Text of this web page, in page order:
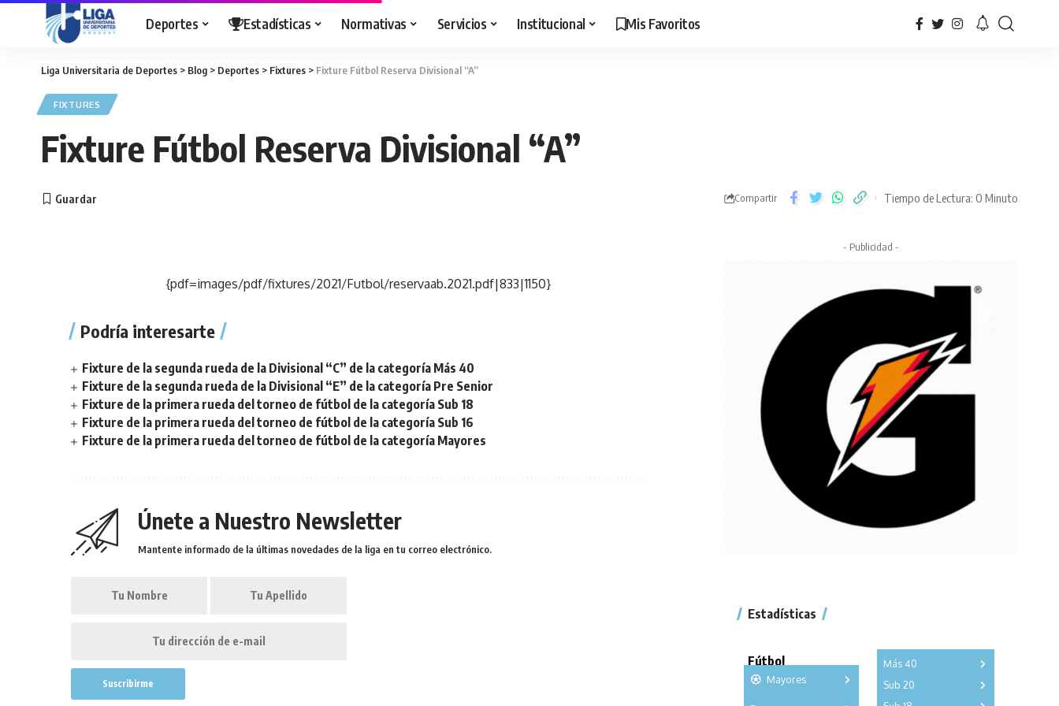
Deportes Estadísticas Normativas Servicios Institucional Mis Favoritos
Liga Universitaria de Deportes > Blog > Deportes > Fixtures > Fixture Fútbol Reserva Divisional “A”
FIXTURES
Fixture Fútbol Reserva Divisional “A”
Compartir Tiempo de Lectura: 0 Minuto
{pdf=images/pdf/fixtures/2021/Futbol/reservaab.2021.pdf|833|1150}
Podría interesarte
Fixture de la segunda rueda de la Divisional “C” de la categoría Más 40
Fixture de la segunda rueda de la Divisional “E” de la categoría Pre Senior
Fixture de la primera rueda del torneo de fútbol de la categoría Sub 18
Fixture de la primera rueda del torneo de fútbol de la categoría Sub 16
Fixture de la primera rueda del torneo de fútbol de la categoría Mayores
Únete a Nuestro Newsletter
Mantente informado de la últimas novedades de la liga en tu correo electrónico.
- Publicidad -
Estadísticas
Fútbol
Mayores
Más 40
Sub 20